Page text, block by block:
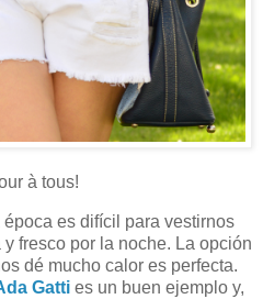
à tous!
es difícil para vestirnos
fresco por la noche. La opción
dé mucho calor es perfecta.
Gatti es un buen ejemplo y,